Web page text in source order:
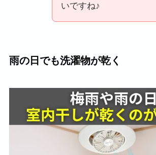
いですね♪
雨の日でも洗濯物が乾く